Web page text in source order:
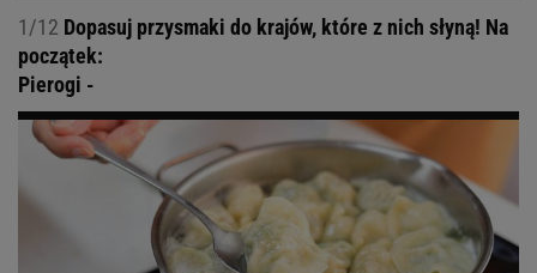
1/12 Dopasuj przysmaki do krajów, które z nich słyną! Na
początek:
Pierogi -